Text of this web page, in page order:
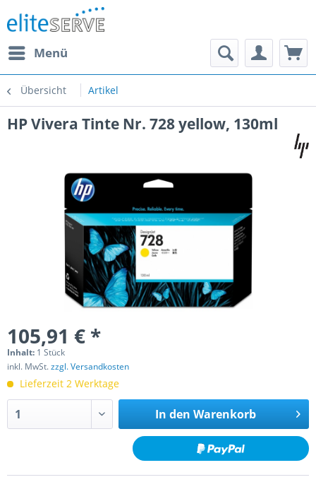
Menü
Übersicht Artikel
HP Vivera Tinte Nr. 728 yellow, 130ml
105,91 € *
Inhalt: 1 Stück
inkl. MwSt.zzgl. Versandkosten
Lieferzeit 2 Werktage
In den Warenkorb